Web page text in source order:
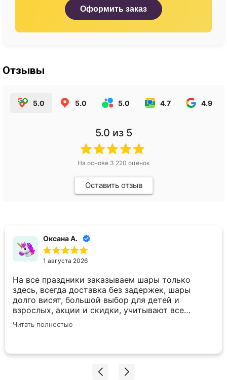
Оформить заказ
Отзывы
5.0 5.0 5.0 4.7 4.9
5.0 из 5
На основе 3 220 оценок
Оставить отзыв
Оксана А.
1 августа 2026
На все праздники заказываем шары только
здесь, всегда доставка без задержек, шары
долго висят, большой выбор для детей и
взрослых, акции и скидки, учитывают все
пожелания по внесению корректировок в заказ.
Спасибо вам большое!
Читать полностью